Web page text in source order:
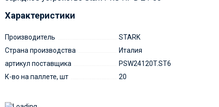
Характеристики
Производитель
STARK
Страна производства
Италия
артикул поставщика
PSW24120T.ST6
К-во на паллете, шт
20